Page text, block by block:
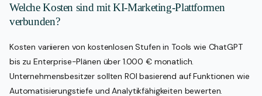
Welche Kosten sind mit KI-Marketing-Plattformen
verbunden?
Kosten variieren von kostenlosen Stufen in Tools wie ChatGPT
bis zu Enterprise-Plänen über 1.000 € monatlich.
Unternehmensbesitzer sollten ROI basierend auf Funktionen wie
Automatisierungstiefe und Analytikfähigkeiten bewerten.